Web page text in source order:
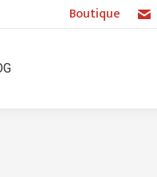
Boutique